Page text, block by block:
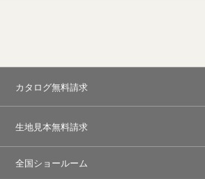
カタログ無料請求
生地見本無料請求
全国ショールーム